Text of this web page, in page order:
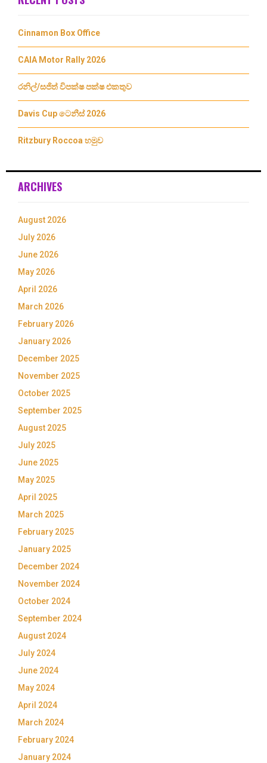
Cinnamon Box Office
CAIA Motor Rally 2026
රනිල්/සජිත් විපක්ෂ පක්ෂ එකතුව
Davis Cup ටෙනීස් 2026
Ritzbury Roccoa හමුව
ARCHIVES
August 2026
July 2026
June 2026
May 2026
April 2026
March 2026
February 2026
January 2026
December 2025
November 2025
October 2025
September 2025
August 2025
July 2025
June 2025
May 2025
April 2025
March 2025
February 2025
January 2025
December 2024
November 2024
October 2024
September 2024
August 2024
July 2024
June 2024
May 2024
April 2024
March 2024
February 2024
January 2024